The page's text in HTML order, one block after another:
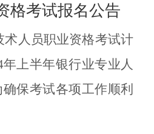
格考试报名公告
人员职业资格考试计
上半年银行业专业人
保考试各项工作顺利